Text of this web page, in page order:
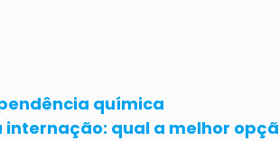
química
qual a melhor